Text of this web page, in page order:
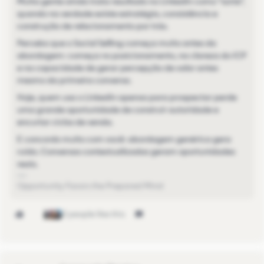
quando na verdade existe estratégia, consistência e
construção de relacionamento por trás.
Percebo que o Social Selling começa muito antes da
abordagem: começa no posicionamento, na clareza do ICP
e na capacidade de gerar percepção de valor antes
mesmo da primeira conversa.
Hoje, quem usa o LinkedIn apenas para prospectar perde
uma grande oportunidade de construir autoridade e
encurtar ciclos de venda.
E concordo muito com você: abordagem genérica gera
ruído. Conversas contextualizadas geram oportunidades
reais.
3 people like this